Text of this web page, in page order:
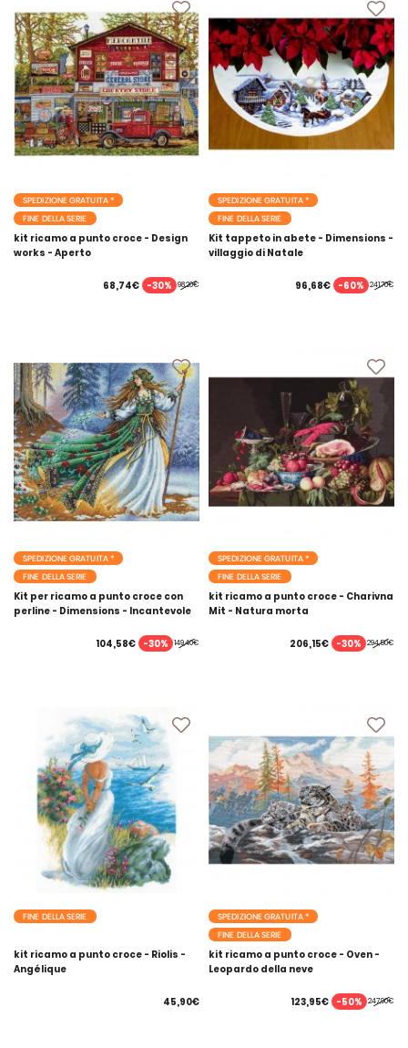
SPEDIZIONE GRATUITA *
FINE DELLA SERIE
kit ricamo a punto croce - Design
works - Aperto
98,20€
68,74€ -30%
SPEDIZIONE GRATUITA *
FINE DELLA SERIE
Kit tappeto in abete - Dimensions -
villaggio di Natale
241,70€
96,68€ -60%
SPEDIZIONE GRATUITA *
FINE DELLA SERIE
Kit per ricamo a punto croce con
perline - Dimensions - Incantevole
149,40€
104,58€ -30%
SPEDIZIONE GRATUITA *
FINE DELLA SERIE
kit ricamo a punto croce - Charivna
Mit - Natura morta
294,50€
206,15€ -30%
FINE DELLA SERIE
kit ricamo a punto croce - Riolis -
Angélique
45,90€
SPEDIZIONE GRATUITA *
FINE DELLA SERIE
kit ricamo a punto croce - Oven -
Leopardo della neve
247,90€
123,95€ -50%